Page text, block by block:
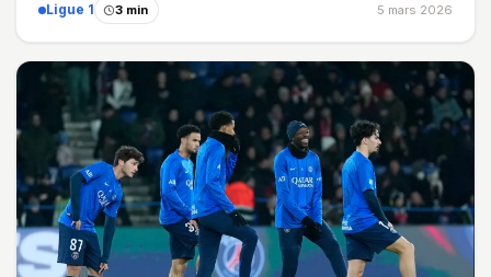
Ligue 1 3 min 5 mars 2026